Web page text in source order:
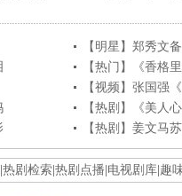
【明星】郑秀文
【热门】《香格
【视频】张国强
【热剧】《美人
【热剧】姜文马
热剧检索 热剧点播 电视剧库 趣